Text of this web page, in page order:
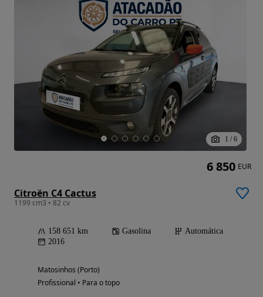
1 / 6
Citroën C4 Cactus
1199 cm3 • 82 cv
158 651 km Gasolina
Automática
2016
Matosinhos (Porto)
Profissional • Para o topo
6 850 EUR